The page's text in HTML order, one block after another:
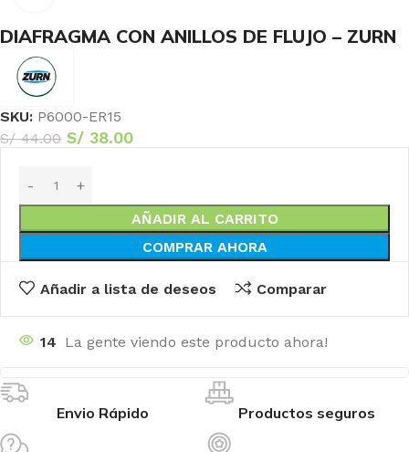
DIAFRAGMA CON ANILLOS DE FLUJO – ZURN
SKU: P6000-ER15
S/44.00 S/ 38.00
AÑADIR AL CARRITO
COMPRAR AHORA
Añadir a lista de deseos Comparar
14 La gente viendo este producto ahora!
Envio Rápido Productos seguros